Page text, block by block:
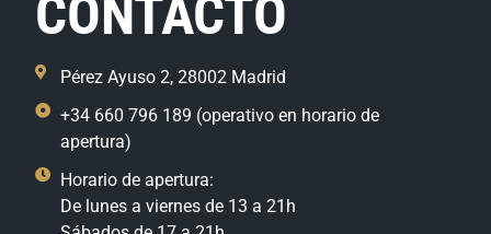
CONTACTO
Pérez Ayuso 2, 28002 Madrid
+34 660 796 189 (operativo en horario de
apertura)
Horario de apertura:
De lunes a viernes de 13 a 21h